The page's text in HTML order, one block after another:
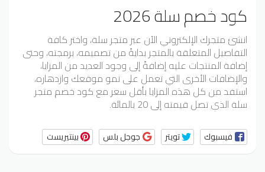
كود خصم سلة 2026
انشئ متجرك الإلكتروني الآن عبر متجر سلة، واختر كافة
التفاصيل المتعلقة بالمتجر بدايةً من تصميمه، برمجته، وحتى
إضافة المنتجات عليه إضافةً إلى وجود العديد من المزايا،
والإضافات الأخرى التي تعمل على نمو موقعك وازدهاره،
استفد من كل هذه المزايا بأقل سعر مع كود خصم متجر
سلة الذي تصل قيمته إلى 20 بالمائة.
فيسبوك تويتر جوجل بلس بينتيريست